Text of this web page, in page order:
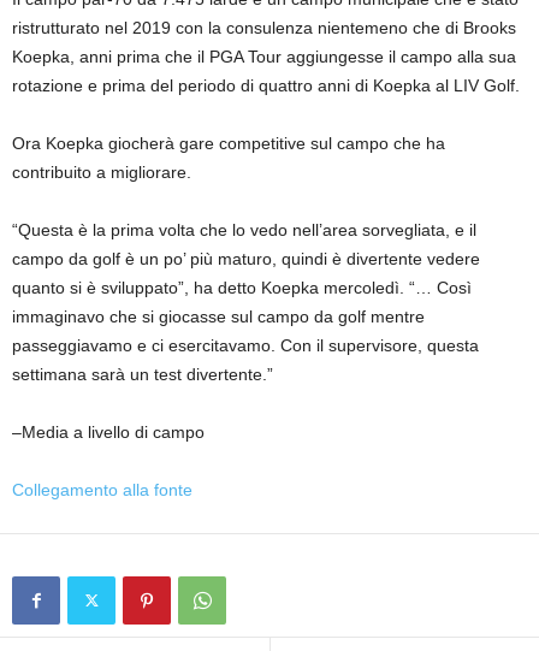
ristrutturato nel 2019 con la consulenza nientemeno che di Brooks
Koepka, anni prima che il PGA Tour aggiungesse il campo alla sua
rotazione e prima del periodo di quattro anni di Koepka al LIV Golf.
Ora Koepka giocherà gare competitive sul campo che ha
contribuito a migliorare.
“Questa è la prima volta che lo vedo nell’area sorvegliata, e il
campo da golf è un po’ più maturo, quindi è divertente vedere
quanto si è sviluppato”, ha detto Koepka mercoledì. “… Così
immaginavo che si giocasse sul campo da golf mentre
passeggiavamo e ci esercitavamo. Con il supervisore, questa
settimana sarà un test divertente.”
–Media a livello di campo
Collegamento alla fonte